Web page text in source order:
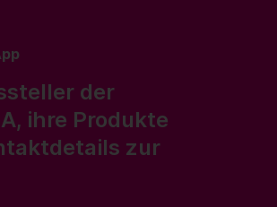
der
ihre Produkte
zur